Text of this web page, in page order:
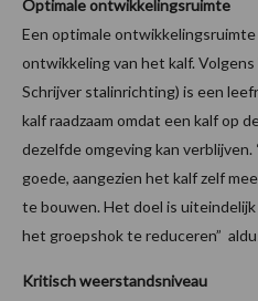
Optimale ontwikkelingsruimte
Een optimale
ontwikkeling van het kalf.
Schrijver stalinrichting) is een
kalf raadzaam omdat een kalf op
dezelfde omgeving kan
goede, aangezien het kalf zelf
te bouwen. Het doel is
het groepshok te reduceren”
Kritisch weerstandsniveau